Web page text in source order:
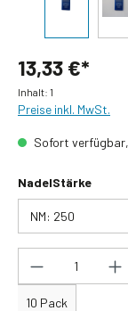
13,33 €*
Inhalt: 1
Preise inkl. MwSt.
Sofort
NadelStärke
Produkt
10 Pack